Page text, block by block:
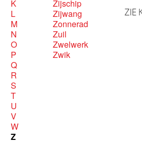
K
L
M
N
O
P
Q
R
S
T
U
V
W
Z
Zijschip
Zijwang
Zonnerad
Zuil
Zwelwerk
Zwik
ZIE